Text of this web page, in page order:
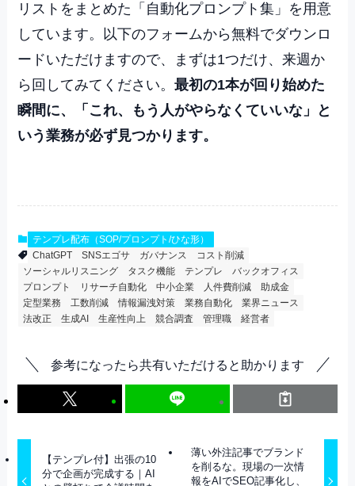
リストをまとめた「自動化プロンプト集」を用意
しています。以下のフォームから無料でダウンロ
ードいただけますので、まずは1つだけ、来週か
ら回してみてください。最初の1本が回り始めた
瞬間に、「これ、もう人がやらなくていいな」と
いう業務が必ず見つかります。
テンプレ配布（SOP/プロンプト/ひな形）
ChatGPT
SNSエゴサ ガバナンス
コスト削減
ソーシャルリスニング
タスク機能 テンプレ
バックオフィス
プロンプト
リサーチ自動化 中小企業 人件費削減
助成金
定型業務
工数削減 情報漏洩対策 業務自動化
業界ニュース
法改正
生成AI 生産性向上 競合調査 管理職 経営者
参考になったら共有いただけると助かります
【テンプレ付】出張の10
分で企画が完成する｜AI
薄い外注記事でブランド
を削るな。現場の一次情
報をAIでSEO記事化し、